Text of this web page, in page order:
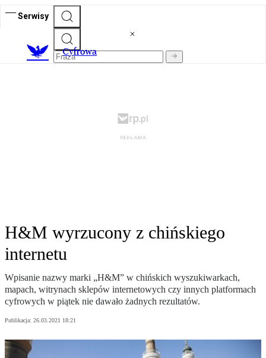
Serwisy
Cyfrowa
H&M wyrzucony z chińskiego
internetu
Wpisanie nazwy marki „H&M” w chińskich wyszukiwarkach,
mapach, witrynach sklepów internetowych czy innych platformach
cyfrowych w piątek nie dawało żadnych rezultatów.
Publikacja: 26.03.2021 18:21